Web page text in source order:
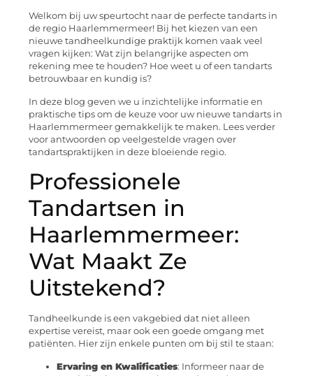
Welkom bij uw speurtocht naar de perfecte tandarts in
de regio Haarlemmermeer! Bij het kiezen van een
nieuwe tandheelkundige praktijk komen vaak veel
vragen kijken: Wat zijn belangrijke aspecten om
rekening mee te houden? Hoe weet u of een tandarts
betrouwbaar en kundig is?
In deze blog geven we u inzichtelijke informatie en
praktische tips om de keuze voor uw nieuwe tandarts in
Haarlemmermeer gemakkelijk te maken. Lees verder
voor antwoorden op veelgestelde vragen over
tandartspraktijken in deze bloeiende regio.
Professionele
Tandartsen in
Haarlemmermeer:
Wat Maakt Ze
Uitstekend?
Tandheelkunde is een vakgebied dat niet alleen
expertise vereist, maar ook een goede omgang met
patiënten. Hier zijn enkele punten om bij stil te staan:
Ervaring en Kwalificaties: Informeer naar de